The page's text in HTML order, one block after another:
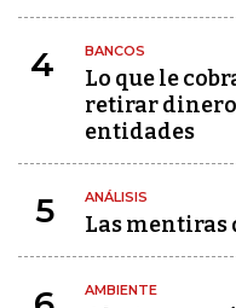
4 BANCOS
Lo que le
retirar dinero
entidades
5 ANÁLISIS
Las mentiras
AMBIENTE